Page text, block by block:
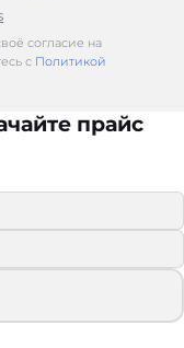
согласие на
с Политикой
прайс